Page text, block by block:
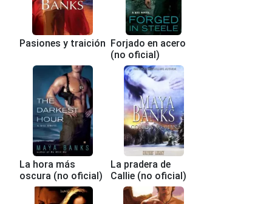
Pasiones y traición Forjado en acero
(no oficial)
La hora más
oscura (no oficial)
La pradera de
Callie (no oficial)